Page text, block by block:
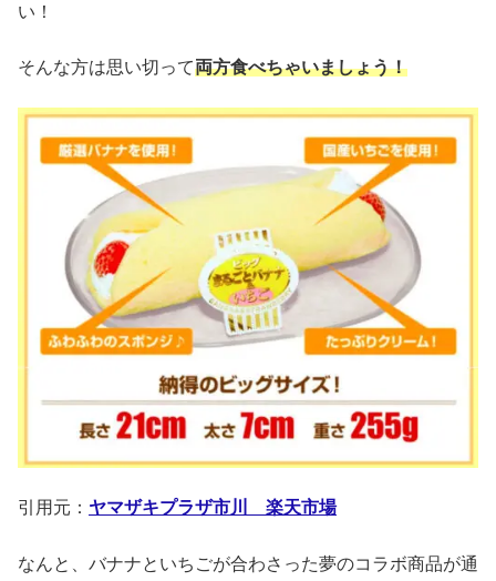
い！
そんな方は思い切って両方食べちゃいましょう！
引用元： ヤマザキプラザ市川 楽天市場
なんと、バナナといちごが合わさった夢のコラボ商品が通